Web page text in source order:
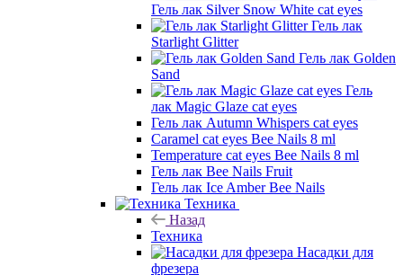
Гель лак Silver Snow White cat eyes
Гель лак
Starlight Glitter
Гель лак Golden
Sand
Гель
лак Magic Glaze cat eyes
Гель лак Autumn Whispers cat eyes
Caramel cat eyes Bee Nails 8 ml
Temperature cat eyes Bee Nails 8 ml
Гель лак Bee Nails Fruit
Гель лак Ice Amber Bee Nails
Техника
Назад
Техника
Насадки для
фрезера